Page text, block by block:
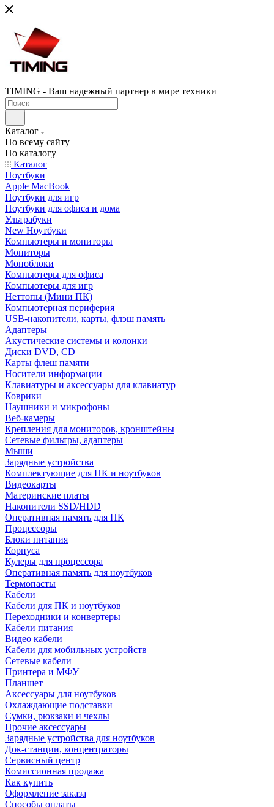
TIMING - Ваш надежный партнер в мире техники
Каталог
По всему сайту
По каталогу
Каталог
Ноутбуки
Apple MacBook
Ноутбуки для игр
Ноутбуки для офиса и дома
Ультрабуки
New Ноутбуки
Компьютеры и мониторы
Мониторы
Моноблоки
Компьютеры для офиса
Компьютеры для игр
Неттопы (Мини ПК)
Компьютерная периферия
USB-накопители, карты, флэш память
Адаптеры
Акустические системы и колонки
Диски DVD, CD
Карты флеш памяти
Носители информации
Клавиатуры и аксессуары для клавиатур
Коврики
Наушники и микрофоны
Веб-камеры
Крепления для мониторов, кронштейны
Сетевые фильтры, адаптеры
Мыши
Зарядные устройства
Комплектующие для ПК и ноутбуков
Видеокарты
Материнские платы
Накопители SSD/HDD
Оперативная память для ПК
Процессоры
Блоки питания
Корпуса
Кулеры для процессора
Оперативная память для ноутбуков
Термопасты
Кабели
Кабели для ПК и ноутбуков
Переходники и конвертеры
Кабели питания
Видео кабели
Кабели для мобильных устройств
Сетевые кабели
Принтера и МФУ
Планшет
Аксессуары для ноутбуков
Охлаждающие подставки
Сумки, рюкзаки и чехлы
Прочие аксессуары
Зарядные устройства для ноутбуков
Док-станции, концентраторы
Сервисный центр
Комиссионная продажа
Как купить
Оформление заказа
Способы оплаты